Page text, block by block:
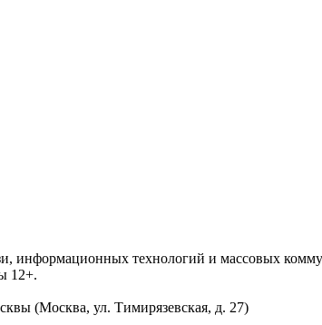
информационных технологий и массовых
12+.
(Москва, ул. Тимирязевская, д. 27)